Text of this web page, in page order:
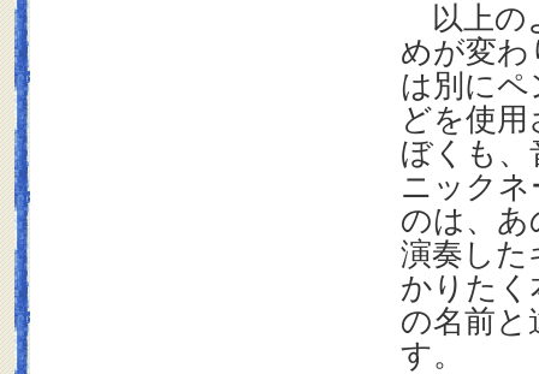
以上の
めが変わ
は別に
どを使
ぼくも、
ニック
のは、あ
演奏した
かりたく
の名前と
す。